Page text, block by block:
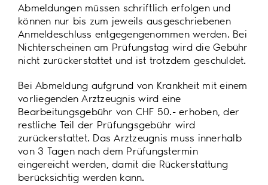
Abmeldungen müssen schriftlich erfolgen und
können nur bis zum jeweils ausgeschriebenen
Anmeldeschluss entgegengenommen werden. Bei
Nichterscheinen am Prüfungstag wird die Gebühr
nicht zurückerstattet und ist trotzdem geschuldet.
Bei Abmeldung aufgrund von Krankheit mit einem
vorliegenden Arztzeugnis wird eine
Bearbeitungsgebühr von CHF 50.- erhoben, der
restliche Teil der Prüfungsgebühr wird
zurückerstattet. Das Arztzeugnis muss innerhalb
von 3 Tagen nach dem Prüfungstermin
eingereicht werden, damit die Rückerstattung
berücksichtig werden kann.